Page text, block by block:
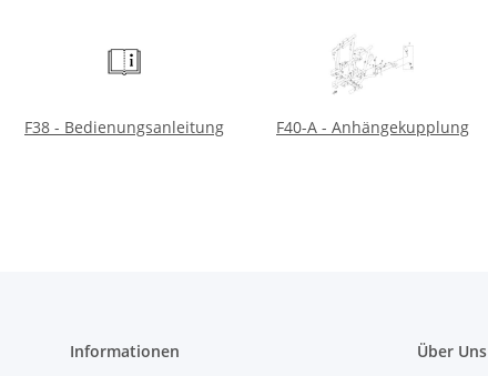
F38 - Bedienungsanleitung F40-A - Anhängekupplung
Informationen Über Uns